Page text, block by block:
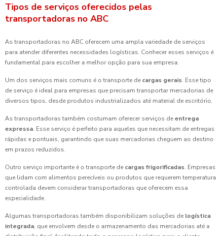
Tipos de serviços oferecidos pelas
transportadoras no ABC
As transportadoras no ABC oferecem uma ampla variedade de serviços
para atender diferentes necessidades logísticas. Conhecer esses serviços é
fundamental para escolher a melhor opção para sua empresa.
Um dos serviços mais comuns é o transporte de cargas gerais. Esse tipo
de serviço é ideal para empresas que precisam transportar mercadorias de
diversos tipos, desde produtos industrializados até material de escritório.
As transportadoras também costumam oferecer serviços de entrega
expressa. Esse serviço é perfeito para aqueles que necessitam de entregas
rápidas e pontuais, garantindo que suas mercadorias cheguem ao destino
em prazos reduzidos.
Outro serviço importante é o transporte de cargas frigorificadas. Empresas
que lidam com alimentos perecíveis ou produtos que requerem temperatura
controlada devem considerar transportadoras que oferecem essa
especialidade.
Algumas transportadoras também disponibilizam soluções de logística
integrada, que envolvem desde o armazenamento das mercadorias até a